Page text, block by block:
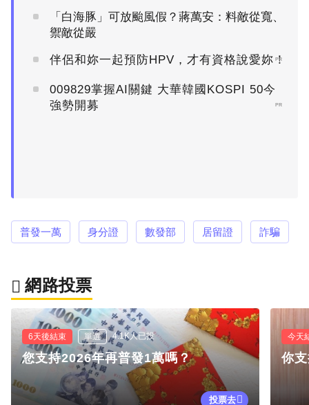
「白海豚」可放颱風假？蔣萬安：料敵從寬、
禦敵從嚴
伴侶和妳一起預防HPV，才有資格說愛妳！
PR
009829掌握AI關鍵 大華韓國KOSPI 50今
強勢開募
PR
普發一萬 身分證 數發部 居留證 詐騙
網路投票
6天後結束 單選 4.1K人已投
您支持2026年再普發1萬嗎？
投票去
今天
你